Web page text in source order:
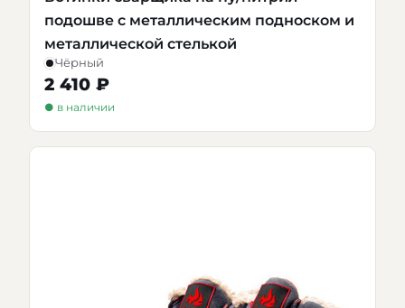
подошве с металлическим подноском и
металлической стелькой
Чёрный
2 410 ₽
● в наличии